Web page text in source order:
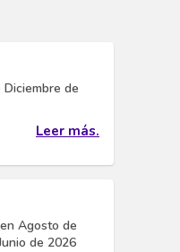
de
Leer más.
Agosto de
de 2026